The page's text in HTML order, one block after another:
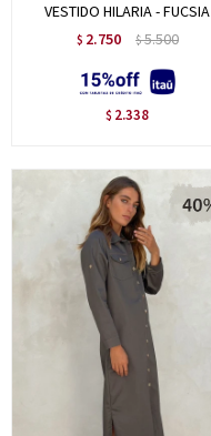
VESTIDO HILARIA - FUCSIA
$ 2.750 $5.500
$ 2.338